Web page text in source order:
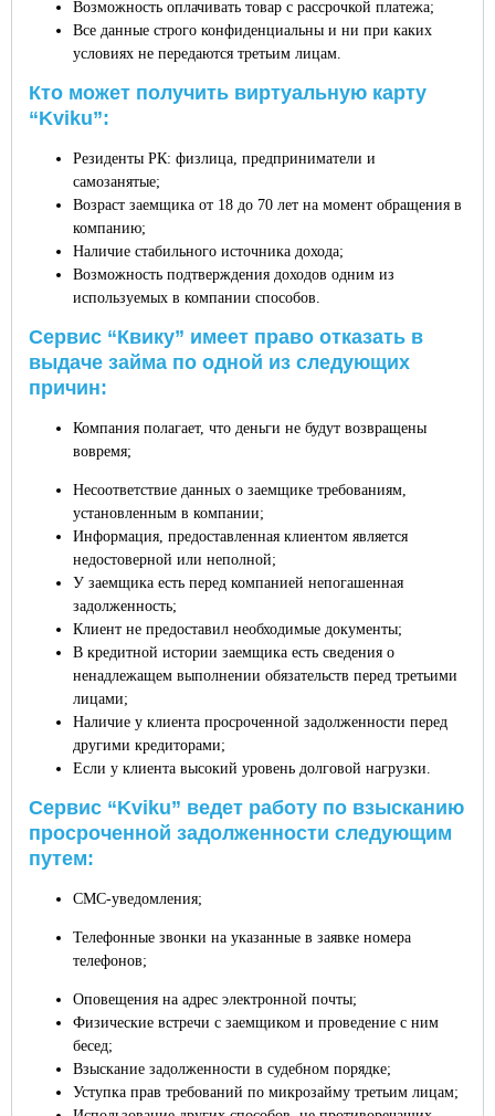
Возможность оплачивать товар с рассрочкой платежа;
Все данные строго конфиденциальны и ни при каких
условиях не передаются третьим лицам.
Кто может получить виртуальную карту
“Kviku”:
Резиденты РК: физлица, предприниматели и
самозанятые;
Возраст заемщика от 18 до 70 лет на момент обращения в
компанию;
Наличие стабильного источника дохода;
Возможность подтверждения доходов одним из
используемых в компании способов.
Сервис “Квику” имеет право отказать в
выдаче займа по одной из следующих
причин:
Компания полагает, что деньги не будут возвращены
вовремя;
Несоответствие данных о заемщике требованиям,
установленным в компании;
Информация, предоставленная клиентом является
недостоверной или неполной;
У заемщика есть перед компанией непогашенная
задолженность;
Клиент не предоставил необходимые документы;
В кредитной истории заемщика есть сведения о
ненадлежащем выполнении обязательств перед третьими
лицами;
Наличие у клиента просроченной задолженности перед
другими кредиторами;
Если у клиента высокий уровень долговой нагрузки.
Сервис “Kviku” ведет работу по взысканию
просроченной задолженности следующим
путем:
СМС-уведомления;
Телефонные звонки на указанные в заявке номера
телефонов;
Оповещения на адрес электронной почты;
Физические встречи с заемщиком и проведение с ним
бесед;
Взыскание задолженности в судебном порядке;
Уступка прав требований по микрозайму третьим лицам;